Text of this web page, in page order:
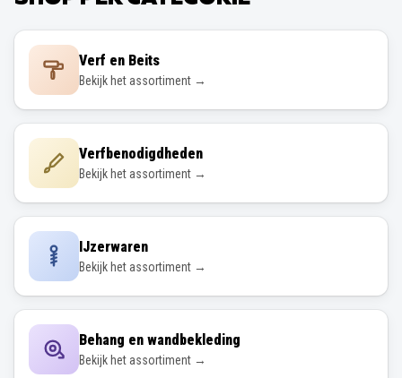
Verf en Beits
Bekijk het assortiment →
Verfbenodigdheden
Bekijk het assortiment →
IJzerwaren
Bekijk het assortiment →
Behang en wandbekleding
Bekijk het assortiment →